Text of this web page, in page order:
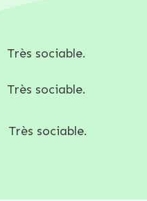
Très sociable.
Très sociable.
Très sociable.